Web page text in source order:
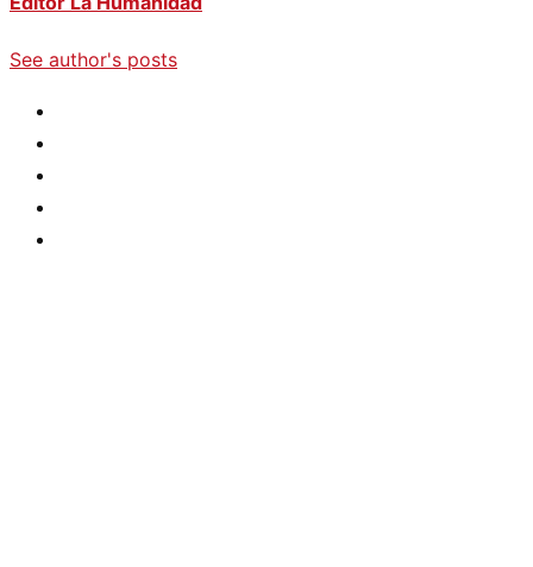
See author's posts